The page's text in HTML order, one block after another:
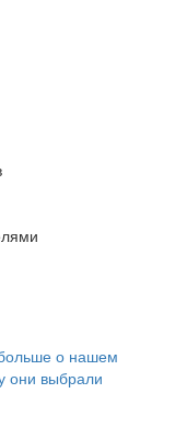
о нашем
они выбрали